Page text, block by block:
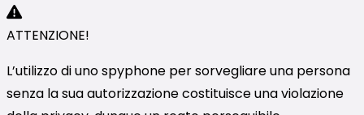
ATTENZIONE!
L’utilizzo di uno spyphone per sorvegliare una persona
senza la sua autorizzazione costituisce una violazione